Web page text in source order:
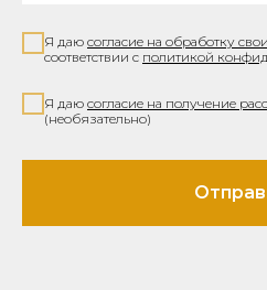
Я даю согласие на обработку
соответствии с политикой
Я даю согласие на получение
(необязательно)